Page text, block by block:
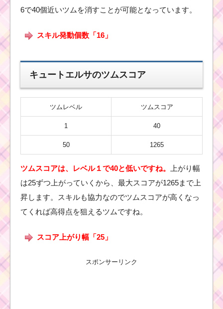
6で40個近いツムを消すことが可能となっています。
スキル発動個数「16」
キュートエルサのツムスコア
ツムレベル ツムスコア
1 40
50 1265
ツムスコアは、レベル１で40と低いですね。
上がり幅
は25ずつ上がっていくから、最大スコアが1265まで上
昇します。スキルも協力なのでツムスコアが高くなっ
てくれば高得点を狙えるツムですね。
スコア上がり幅「25」
スポンサーリンク